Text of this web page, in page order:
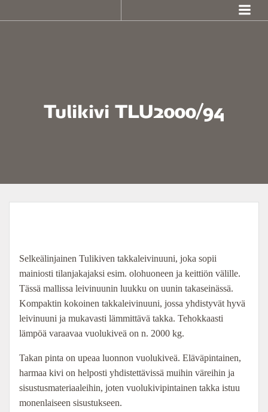
to
Tulikivi TLU2000/94
Selkeälinjainen Tulikiven takkaleivinuuni, joka sopii
mainiosti tilanjakajaksi esim. olohuoneen ja keittiön välille.
Tässä mallissa leivinuunin luukku on uunin takaseinässä.
Kompaktin kokoinen takkaleivinuuni, jossa yhdistyvät hyvä
leivinuuni ja mukavasti lämmittävä takka. Tehokkaasti
lämpöä varaavaa vuolukiveä on n. 2000 kg.
Takan pinta on upeaa luonnon vuolukiveä. Eläväpintainen,
harmaa kivi on helposti yhdistettävissä muihin väreihin ja
sisustusmateriaaleihin, joten vuolukivipintainen takka istuu
monenlaiseen sisustukseen.